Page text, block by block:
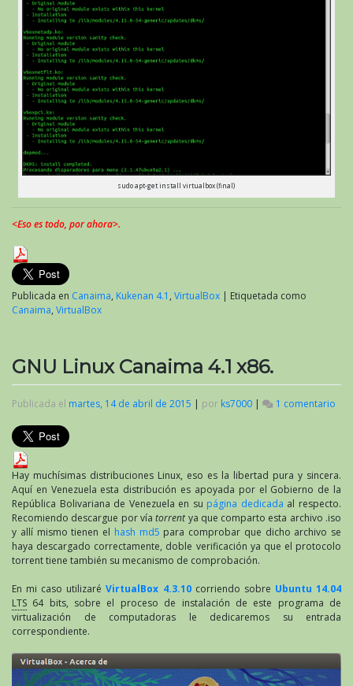
sudo apt-get install virtualbox (final)
<Eso es todo, por ahora>.
Publicada en Canaima, Kukenan 4.1 , VirtualBox | Etiquetada como
Canaima, VirtualBox
GNU Linux Canaima 4.1 x86.
Publicada el martes, 14 de abril de 2015 | por ks7000 | 1 comentario
x86.
Hay muchísimas distribuciones Linux, eso es la libertad pura y sincera.
Aquí en Venezuela esta distribución es apoyada por el Gobierno de la
República Bolivariana de Venezuela en su página dedicada al respecto.
Recomiendo descargue por víatorrentya que comparto esta archivo .iso
y allí mismo tienen el hash md5 para comprobar que dicho archivo se
haya descargado correctamente, doble verificación ya que el protocolo
torrent tiene también su mecanismo de comprobación.
En mi caso utilizaréVirtualBox 4.3.10 corriendo sobre Ubuntu 14.04
LTS 64 bits, sobre el proceso de instalación de este programa de
virtualización de computadoras le dedicaremos su entrada
correspondiente.